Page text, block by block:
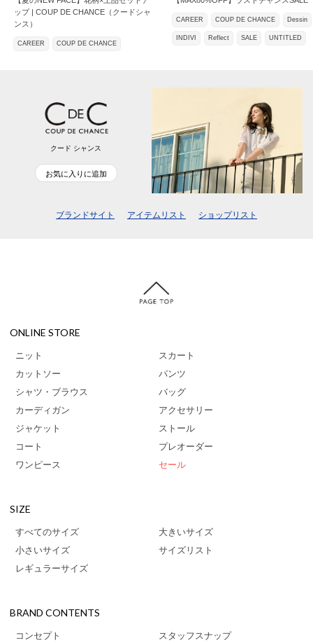
ップ | COUP DE CHANCE（クードシャ
ンス）
CAREER COUP DE CHANCE
CAREER COUP DE CHANCE Dessin
INDIVI Reflect SALE UNTITLED
クード シャンス
お気に入りに追加
ブランドサイト アイテムリスト ショップリスト
ONLINE STORE
ニット
カットソー
シャツ・ブラウス
カーディガン
ジャケット
コート
ワンピース
スカート
パンツ
バッグ
アクセサリー
ストール
プレオーダー
セール
SIZE
すべてのサイズ
小さいサイズ
レギュラーサイズ
大きいサイズ
サイズリスト
BRAND CONTENTS
コンセプト
スタッフスナップ